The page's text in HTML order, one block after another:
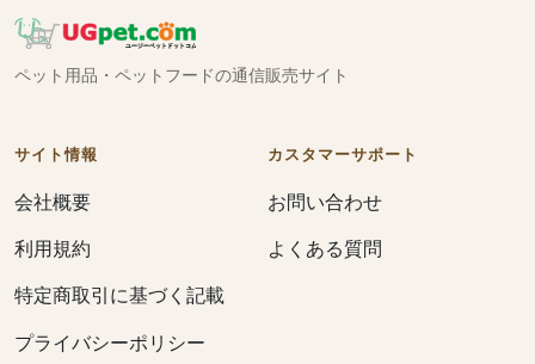
ペット用品・ペットフードの通信販売サイト
サイト情報
会社概要
利用規約
特定商取引に基づく記載
プライバシーポリシー
カスタマーサポート
お問い合わせ
よくある質問